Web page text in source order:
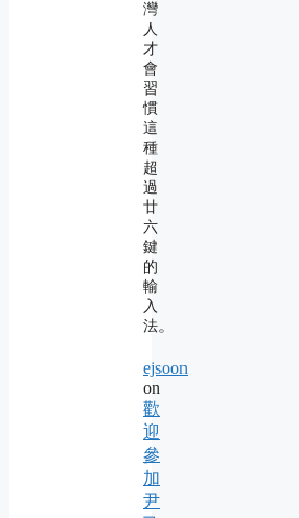
灣
人
才
會
習
慣
這
種
超
過
廿
六
鍵
的
輸
入
法。
ejsoon
on
歡
迎
參
加
尹